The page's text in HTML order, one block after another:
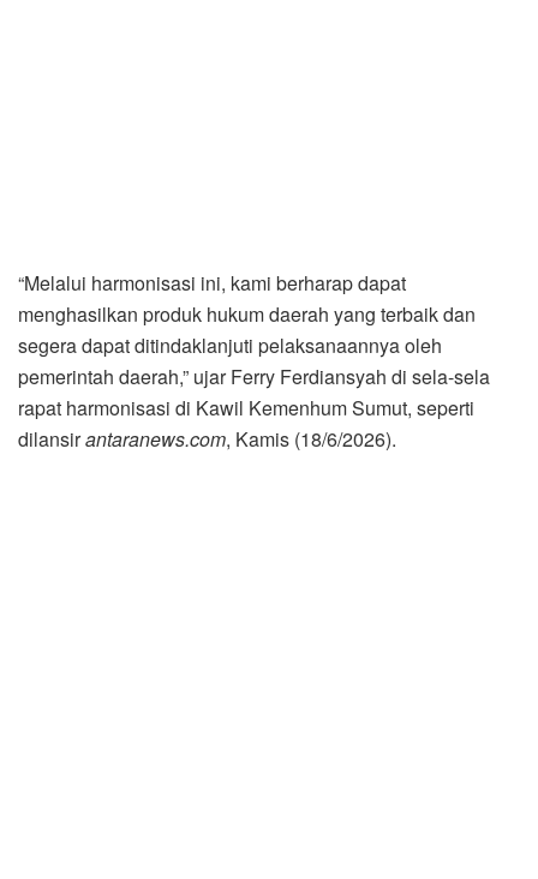
“Melalui harmonisasi ini, kami berharap dapat
menghasilkan produk hukum daerah yang terbaik dan
segera dapat ditindaklanjuti pelaksanaannya oleh
pemerintah daerah,” ujar Ferry Ferdiansyah di sela-sela
rapat harmonisasi di Kawil Kemenhum Sumut, seperti
dilansirantaranews.com, Kamis (18/6/2026).